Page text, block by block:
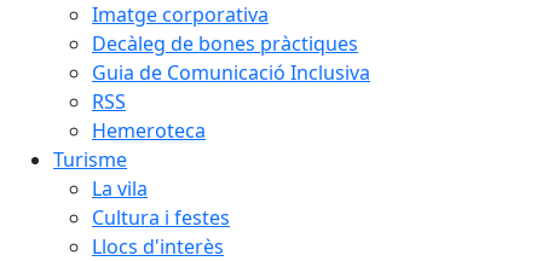
Imatge corporativa
Decàleg de bones pràctiques
Guia de Comunicació Inclusiva
RSS
Hemeroteca
Turisme
La vila
Cultura i festes
Llocs d'interès